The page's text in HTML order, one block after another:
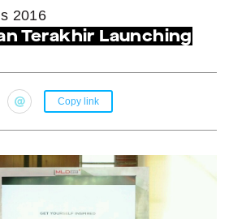
2016
Terakhir Launching
Copy link